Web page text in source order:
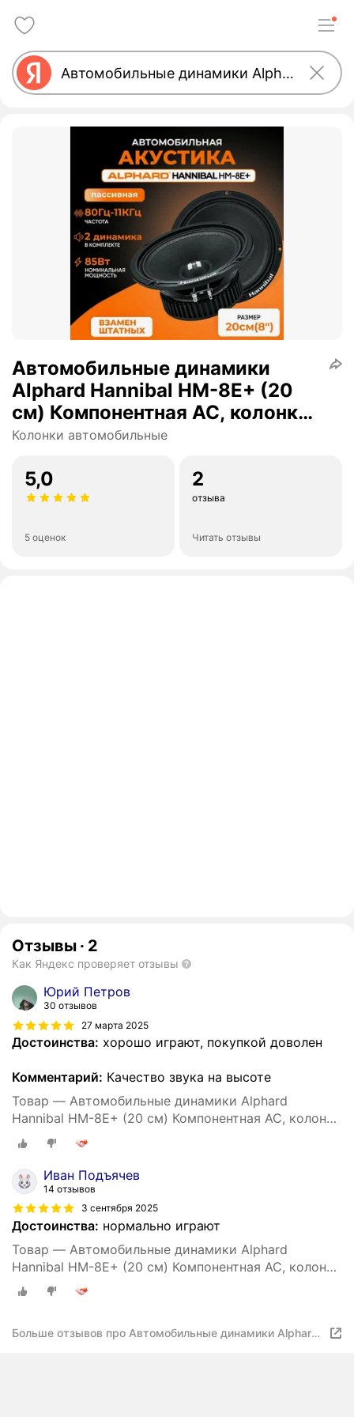
Автомобильные динамики
Alphard Hannibal HM-8E+ (20
см) Компонентная АС, колонки
для машины
Колонки автомобильные
5,0
5 оценок
2
отзыва
Читать отзывы
Отзывы · 2
Как Яндекс проверяет отзывы
Юрий Петров
30 отзывов
27 марта 2025
Достоинства: хорошо играют, покупкой доволен
Комментарий: Качество звука на высоте
Товар — Автомобильные динамики Alphard
Hannibal HM-8E+ (20 см) Компонентная АС, колонки
для машины
Иван Подъячев
14 отзывов
3 сентября 2025
Достоинства: нормально играют
Товар — Автомобильные динамики Alphard
Hannibal HM-8E+ (20 см) Компонентная АС, колонки
для машины
Больше отзывов про Автомобильные динамики Alphard